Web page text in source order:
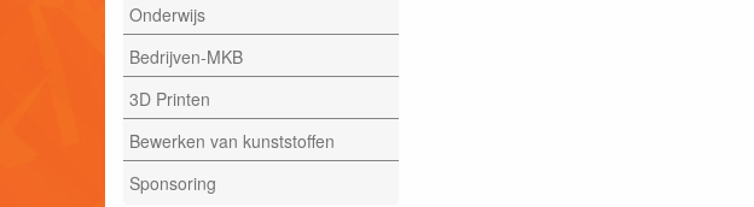
Onderwijs
Bedrijven-MKB
3D Printen
Bewerken van kunststoffen
Sponsoring